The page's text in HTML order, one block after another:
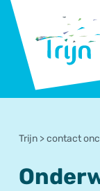
Trijn
Trijn >contact